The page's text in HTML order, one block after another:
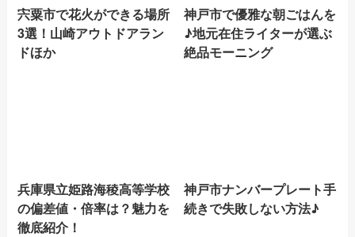
宍粟市で花火ができる場所
3選！山崎アウトドアラン
ドほか
神戸市で優雅な朝ごはんを
♪地元在住ライターが選ぶ
絶品モーニング
兵庫県立姫路海稜高等学校
の偏差値・倍率は？魅力を
徹底紹介！
神戸市ナンバープレート手
続きで失敗しない方法♪